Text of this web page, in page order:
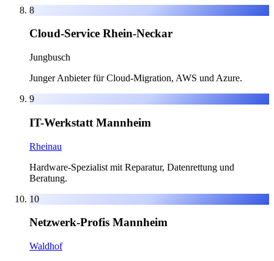
8
Cloud-Service Rhein-Neckar
Jungbusch
Junger Anbieter für Cloud-Migration, AWS und Azure.
9
IT-Werkstatt Mannheim
Rheinau
Hardware-Spezialist mit Reparatur, Datenrettung und
Beratung.
10
Netzwerk-Profis Mannheim
Waldhof